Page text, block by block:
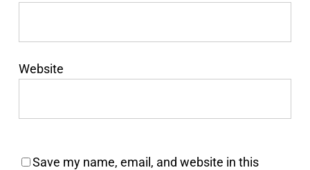
Website
Save my name, email, and website in this